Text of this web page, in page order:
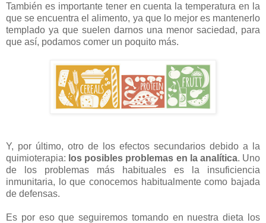
También es importante tener en cuenta la temperatura en la
que se encuentra el alimento, ya que lo mejor es mantenerlo
templado ya que suelen darnos una menor saciedad, para
que así, podamos comer un poquito más.
Y, por último, otro de los efectos secundarios debido a la
quimioterapia: los posibles problemas en la analítica. Uno
de los problemas más habituales es la insuficiencia
inmunitaria, lo que conocemos habitualmente como bajada
de defensas.
Es por eso que seguiremos tomando en nuestra dieta los